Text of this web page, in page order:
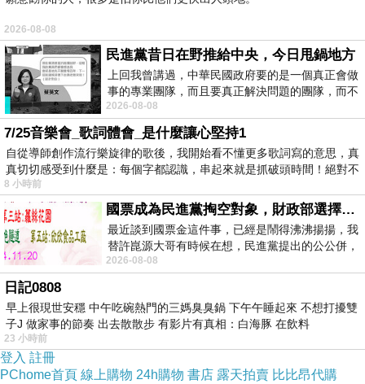
1.7GHz真八核處理器
1300萬畫素相機
5.5吋HD觸控螢幕
商品訊息描述:
商品訊息簡述
2026-08-08
民進黨昔日在野推給中央，今日甩鍋地方
上回我曾講過，中華民國政府要的是一個真正會做
事的專業團隊，而且要真正解決問題的團隊，而不
是只會到處甩鍋的雙標團隊，最近民進黨
2026-08-08
7/25音樂會_歌詞體會_是什麼讓心堅持1
自從導師創作流行樂旋律的歌後，我開始看不懂更多歌詞寫的意思，真
真切切感受到什麼是：每個字都認識，串起來就是抓破頭時間！絕對不
8 小時前
國票成為民進黨掏空對象，財政部選擇性失憶
最近談到國票金這件事，已經是鬧得沸沸揚揚，我
替許崑源大哥有時候在想，民進黨提出的公公併，
其實就是想要國庫通黨庫，鬧出最大的醜
2026-08-08
日記0808
早上很現世安穩 中午吃碗熱門的三媽臭臭鍋 下午午睡起來 不想打擾雙
子J 做家事的節奏 出去散散步 有影片有真相：白海豚 在飲料
23 小時前
登入 註冊
PChome首頁 線上購物 24h購物 書店 露天拍賣 比比昂代購